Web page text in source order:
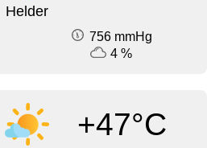
Helder
756 mmHg
4 %
+47°C